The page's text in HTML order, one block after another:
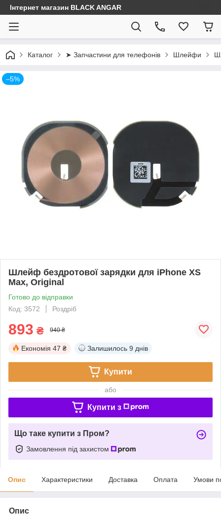
Інтернет магазин BLACK ANGAR
Каталог ➤ Запчастини для телефонів Шлейфи
–5%
Шлейф бездротової зарядки для iPhone XS
Max, Original
Готово до відправки
Код: 3572
Роздріб
893 ₴ 940 ₴
Економія 47 ₴ Залишилось 9 днів
Купити
або
Купити з
Що таке купити з Пром?
Замовлення під захистом
Опис Характеристики Доставка Оплата Умови
Опис